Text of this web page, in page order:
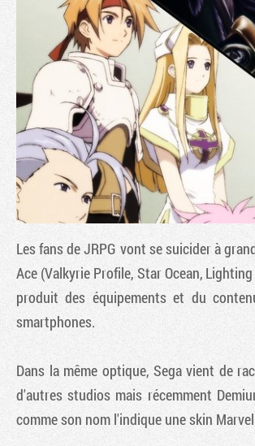
Les fans de JRPG vont se suicider à
Ace (Valkyrie Profile, Star Ocean,
produit des équipements et du
smartphones.
Dans la même optique, Sega vient de
d'autres studios mais récemment
comme son nom l'indique une skin